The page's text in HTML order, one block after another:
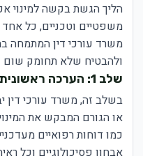
הליך הגשת בקשה למינוי
משפטיים וטכניים, כל
משרד עורכי דין המתמחה
ולהבטיח שלא תחומק
שלב 1: הערכה ראשונית וגיוס מסמכים
בשלב זה, משרד עורכי
או הגורם המבקש את
כמו דוחות רפואיים
אבחון פסיכולוגיים וכל